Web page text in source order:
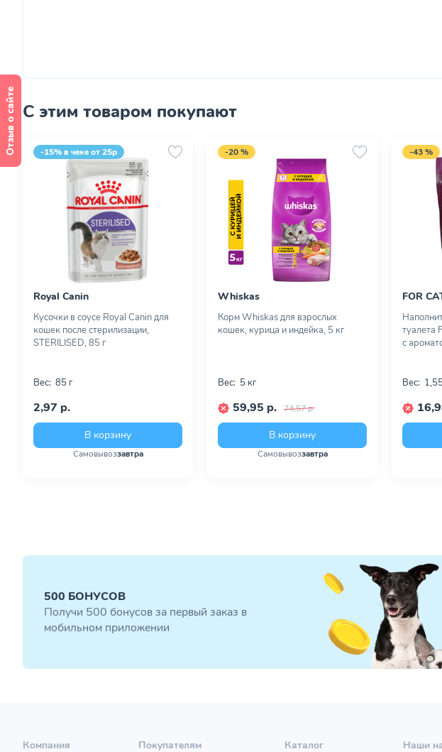
С этим товаром покупают
-15% в чеке от 25р
Royal Canin
Кусочки в соусе Royal Canin для
кошек после стерилизации,
STERILISED, 85 г
Вес: 85 г
2,97 р.
В корзину
Самовывоззавтра
-20 %
Whiskas
Корм Whiskas для взрослых
кошек, курица и индейка, 5 кг
Вес: 5 кг
59,95 р. 74,57 р.
В корзину
Самовывоззавтра
-43 %
FOR
туалета
с
Вес:
500 БОНУСОВ
Получи 500 бонусов за первый заказ в
мобильном приложении
Компания Покупателям Каталог Наши
Отзыв о сайте